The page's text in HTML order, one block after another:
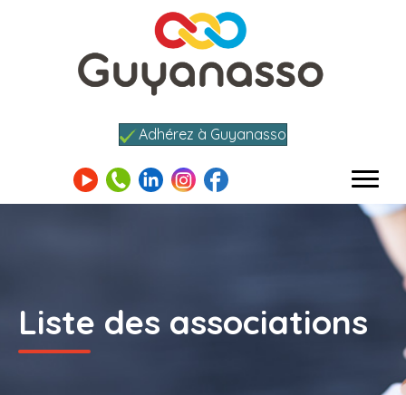
Adhérez à Guyanasso
Liste des associations